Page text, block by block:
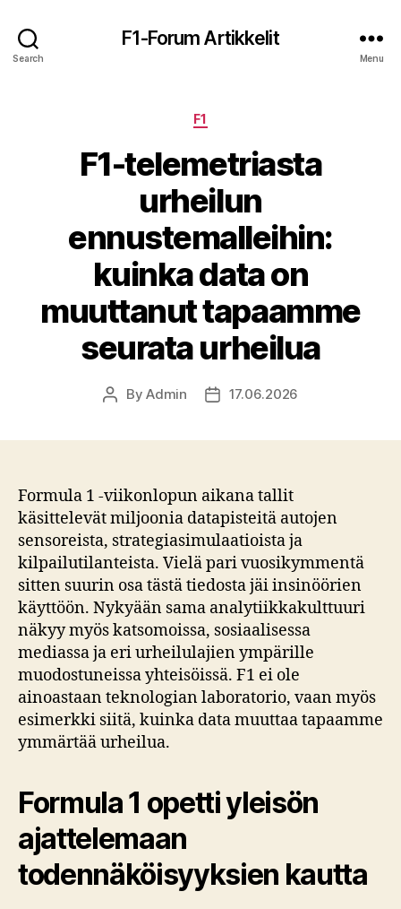
Search
F1-Forum Artikkelit
Menu
Categories
F1
F1-telemetriasta
urheilun
ennustemalleihin:
kuinka data on
muuttanut tapaamme
seurata urheilua
PostByAdmin
Post17.06.2026
Formula 1 -viikonlopun aikana tallit
käsittelevät miljoonia datapisteitä autojen
sensoreista, strategiasimulaatioista ja
kilpailutilanteista. Vielä pari vuosikymmentä
sitten suurin osa tästä tiedosta jäi insinöörien
käyttöön. Nykyään sama analytiikkakulttuuri
näkyy myös katsomoissa, sosiaalisessa
mediassa ja eri urheilulajien ympärille
muodostuneissa yhteisöissä. F1 ei ole
ainoastaan teknologian laboratorio, vaan myös
esimerkki siitä, kuinka data muuttaa tapaamme
ymmärtää urheilua.
Formula 1 opetti yleisön
ajattelemaan
todennäköisyyksien kautta